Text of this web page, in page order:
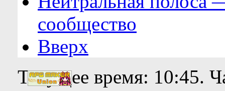
сообщество
Вверх
Текущее время: 10:45.